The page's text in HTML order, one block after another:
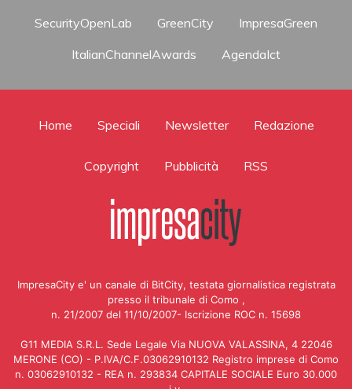
SecurityOpenLab
GreenCity
ImpresaGreen
ItalianChannelAwards
AgendaIct
Home Speciali Newsletter Redazione
Copyright Pubblicità RSS
ImpresaCity e' un canale di BitCity, testata giornalistica registrata
presso il tribunale di Como ,
n. 21/2007 del 11/10/2007- Iscrizione ROC n. 15698
G11 MEDIA S.R.L. Sede Legale Via NUOVA VALASSINA, 4 22046
MERONE (CO) - P.IVA/C.F.03062910132 Registro imprese di Como
n. 03062910132 - REA n. 293834 CAPITALE SOCIALE Euro 30.000